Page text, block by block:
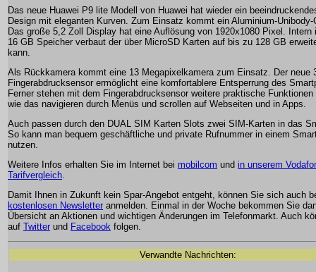
Das neue Huawei P9 lite Modell von Huawei hat wieder ein
Design mit eleganten Kurven. Zum Einsatz kommt ein Aluminium-Unibody-
Das große 5,2 Zoll Display hat eine Auflösung von 1920x1080 Pixel. Intern
16 GB Speicher verbaut der über MicroSD Karten auf bis zu 128 GB
kann.
Als Rückkamera kommt eine 13 Megapixelkamera zum Einsatz. Der neue
Fingerabdrucksensor ermöglicht eine komfortablere Entsperrung des
Ferner stehen mit dem Fingerabdrucksensor weitere praktische
wie das navigieren durch Menüs und scrollen auf Webseiten und in Apps.
Auch passen durch den DUAL SIM Karten Slots zwei SIM-Karten in das
So kann man bequem geschäftliche und private Rufnummer in einem
nutzen.
Weitere Infos erhalten Sie im Internet bei mobilcom und in unserem
Tarifvergleich.
Damit Ihnen in Zukunft kein Spar-Angebot entgeht, können Sie sich auch
kostenlosen Newsletter anmelden. Einmal in der Woche bekommen Sie
Übersicht an Aktionen und wichtigen Änderungen im Telefonmarkt. Auch
auf Twitter und Facebook folgen.
Verwandte Nachrichten: